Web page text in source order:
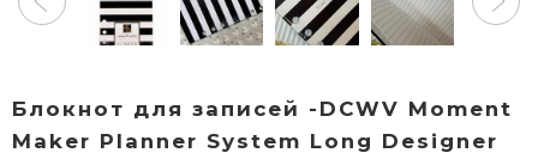
Блокнот для записей -DCWV Moment
Maker Planner System Long Designer